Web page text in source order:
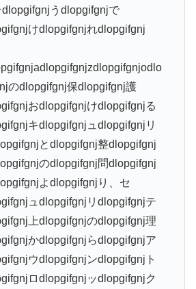
うdlopgifgnjで
けdlopgifgnjれdlopgifgnj
のdlopgifgnj保dlopgifgnj護
おdlopgifgnjけdlopgifgnjる
キdlopgifgnjュdlopgifgnjリ
とdlopgifgnj整dlopgifgnj
のdlopgifgnj問dlopgifgnj
よdlopgifgnjり、セ
ュdlopgifgnjリdlopgifgnjテ
上dlopgifgnjのdlopgifgnj理
かdlopgifgnjらdlopgifgnjア
ウdlopgifgnjンdlopgifgnjト
ロdlopgifgnjッdlopgifgnjク